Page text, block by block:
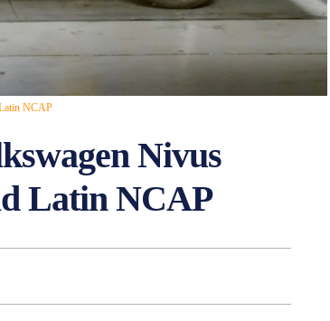
NCAP
Nivus
Latin NCAP